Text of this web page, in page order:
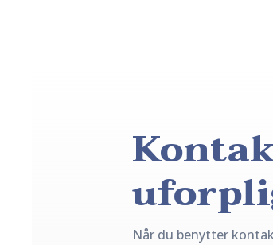
Når du benytter